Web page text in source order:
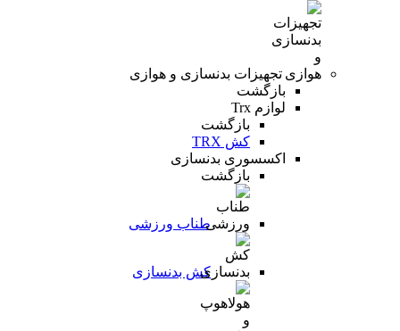
تجهیزات بدنسازی و هوازی
بازگشت
لوازم Trx
بازگشت
کش TRX
اکسسوری بدنسازی
بازگشت
طناب ورزشی
کش بدنسازی